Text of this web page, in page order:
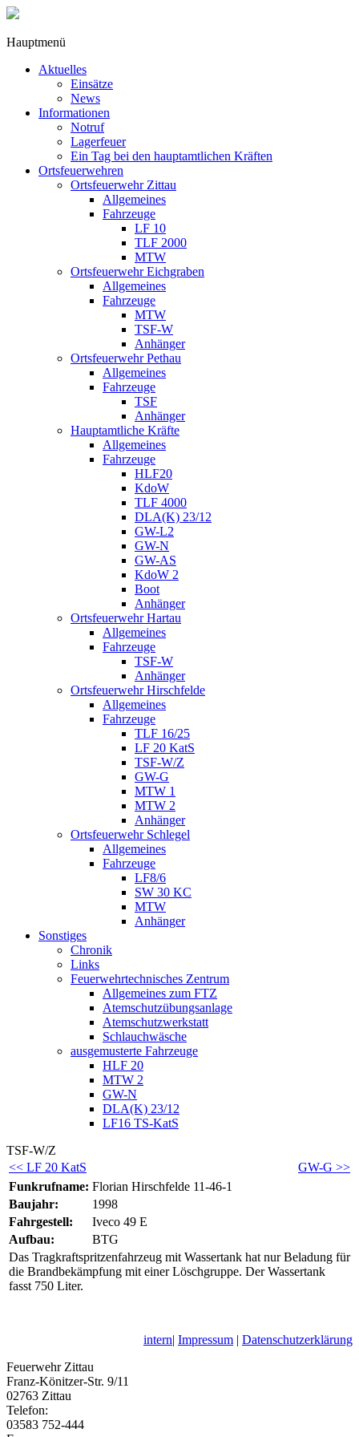
Hauptmenü
Aktuelles
Einsätze
News
Informationen
Notruf
Lagerfeuer
Ein Tag bei den hauptamtlichen Kräften
Ortsfeuerwehren
Ortsfeuerwehr Zittau
Allgemeines
Fahrzeuge
LF 10
TLF 2000
MTW
Ortsfeuerwehr Eichgraben
Allgemeines
Fahrzeuge
MTW
TSF-W
Anhänger
Ortsfeuerwehr Pethau
Allgemeines
Fahrzeuge
TSF
Anhänger
Hauptamtliche Kräfte
Allgemeines
Fahrzeuge
HLF20
KdoW
TLF 4000
DLA(K) 23/12
GW-L2
GW-N
GW-AS
KdoW 2
Boot
Anhänger
Ortsfeuerwehr Hartau
Allgemeines
Fahrzeuge
TSF-W
Anhänger
Ortsfeuerwehr Hirschfelde
Allgemeines
Fahrzeuge
TLF 16/25
LF 20 KatS
TSF-W/Z
GW-G
MTW 1
MTW 2
Anhänger
Ortsfeuerwehr Schlegel
Allgemeines
Fahrzeuge
LF8/6
SW 30 KC
MTW
Anhänger
Sonstiges
Chronik
Links
Feuerwehrtechnisches Zentrum
Allgemeines zum FTZ
Atemschutzübungsanlage
Atemschutzwerkstatt
Schlauchwäsche
ausgemusterte Fahrzeuge
HLF 20
MTW 2
GW-N
DLA(K) 23/12
LF16 TS-KatS
TSF-W/Z
<< LF 20 KatS
GW-G >>
Funkrufname: Florian Hirschfelde 11-46-1
Baujahr:
1998
Fahrgestell:
Iveco 49 E
Aufbau:
BTG
Das Tragkraftspritzenfahrzeug mit Wassertank hat nur Beladung für
die Brandbekämpfung mit einer Löschgruppe. Der Wassertank
fasst 750 Liter.
intern| Impressum | Datenschutzerklärung
Feuerwehr Zittau
Franz-Könitzer-Str. 9/11
02763 Zittau
Telefon:
03583 752-444